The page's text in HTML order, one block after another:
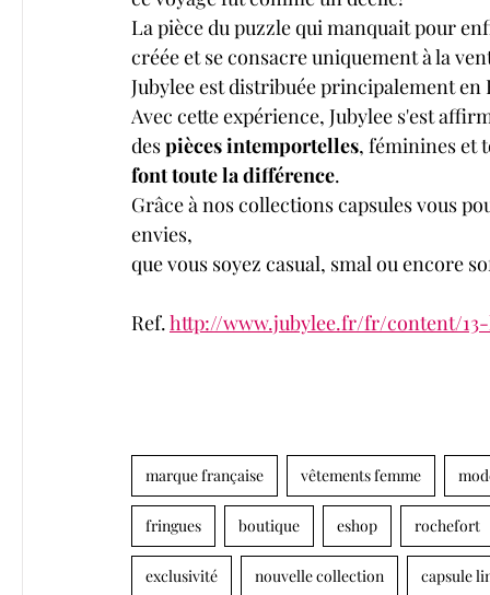
La pièce du puzzle qui manquait pour
créée et se consacre uniquement à la
Jubylee est distribuée principalement en
Avec cette expérience, Jubylee s'est
des pièces intemportelles, féminines et
font toute la différence.
Grâce à nos collections capsules vous
envies,
que vous soyez casual, smal ou encore
Ref. http://www.jubylee.fr/fr/content/
marque française vêtements femme
fringues boutique eshop rochefort
exclusivité nouvelle collection capsule